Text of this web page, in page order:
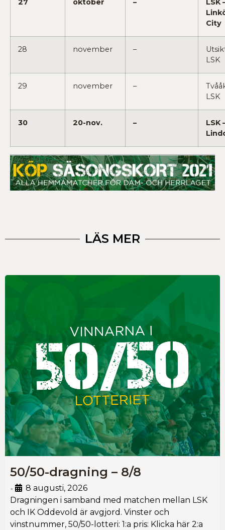
27 oktober –
LSK
City
28 november –
LSK
29 november –
LSK
30 20-nov. –
LSK
LÄS MER
50/50-dragning – 8/8
•
8 augusti, 2026
Dragningen i samband med matchen mellan LSK
och IK Oddevold är avgjord. Vinster och
vinstnummer, 50/50-lotteri: 1:a pris: Klicka här 2:a